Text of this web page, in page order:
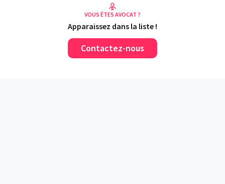
VOUS ÊTES AVOCAT ?
Apparaissez dans la liste !
Contactez-nous